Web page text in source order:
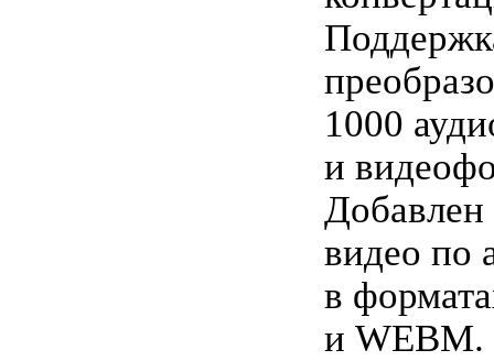
1000
и
Добавлен
видео по
в
и WEBM.